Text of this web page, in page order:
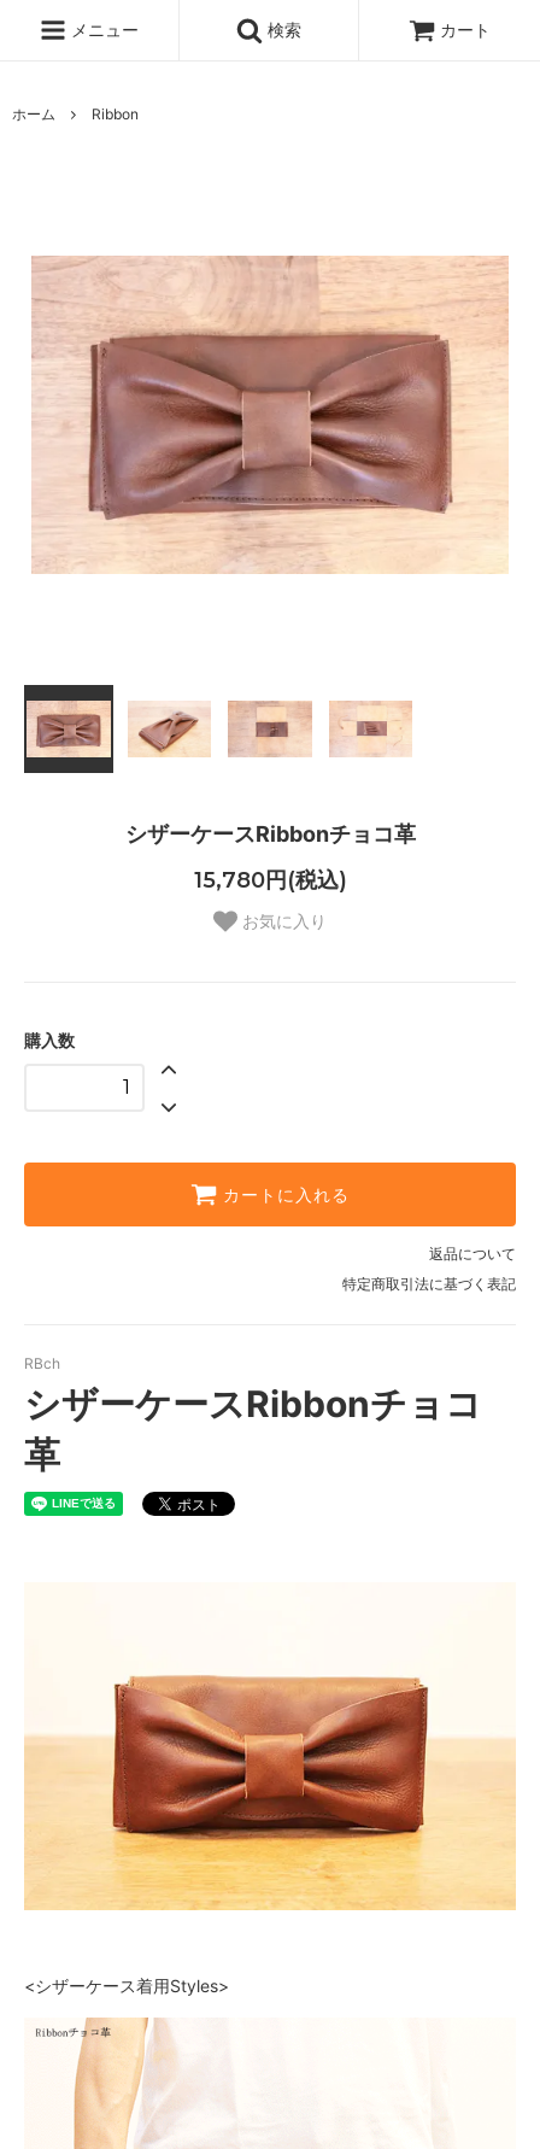
メニュー 検索 カート
ホーム Ribbon
シザーケースRibbonチョコ革
15,780円(税込)
お気に入り
購入数
カートに入れる
返品について
特定商取引法に基づく表記
RBch
シザーケースRibbonチョコ
革
<シザーケース着用Styles>